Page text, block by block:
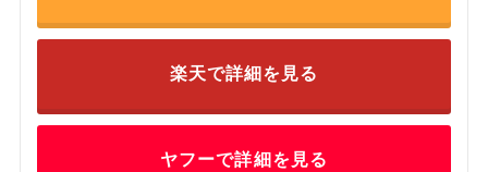
楽天で詳細を見る
ヤフーで詳細を見る